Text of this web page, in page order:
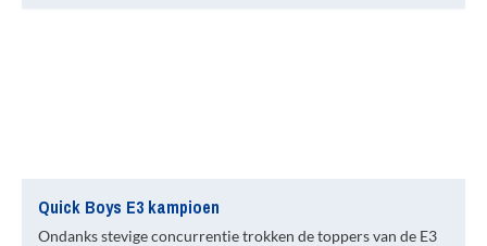
Quick Boys E3 kampioen
Ondanks stevige concurrentie trokken de toppers van de E3